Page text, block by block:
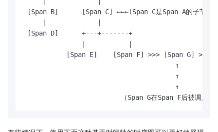
[Span B]      [Span C] ←←←(Span C是Span A的子节点
[Span D]      +---+-------+
[Span E]    [Span F] >>> [Span G] >>>
                                       ↑
                                       ↑
                                       ↑
（Span G在Span F后被调用,